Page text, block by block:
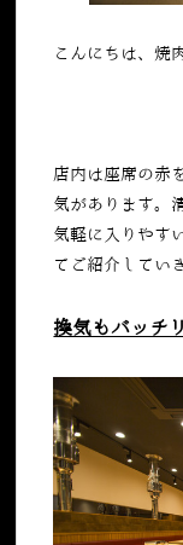
こんにちは、焼
店内は座席の赤
気があります。
気軽に入りやす
てご紹介してい
換気もバッチ